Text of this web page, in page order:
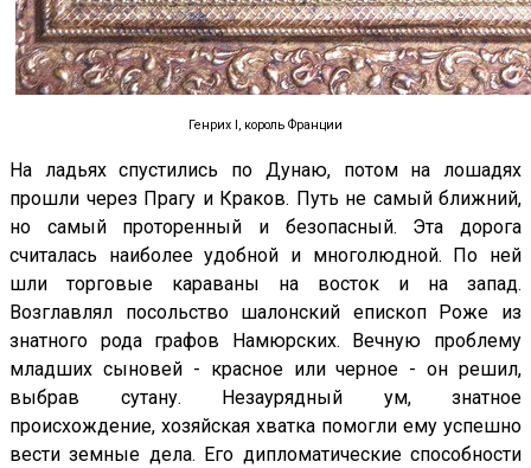
Генрих I, король Франции
На ладьях спустились по Дунаю, потом на лошадях
прошли через Прагу и Краков. Путь не самый ближний,
но самый проторенный и безопасный. Эта дорога
считалась наиболее удобной и многолюдной. По ней
шли торговые караваны на восток и на запад.
Возглавлял посольство шалонский епископ Роже из
знатного рода графов Намюрских. Вечную проблему
младших сыновей - красное или черное - он решил,
выбрав сутану. Незаурядный ум, знатное
происхождение, хозяйская хватка помогли ему успешно
вести земные дела. Его дипломатические способности